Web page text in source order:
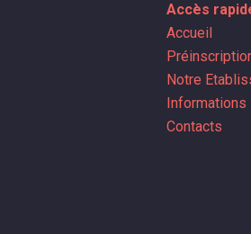
Accès
Accueil
Notre
Contacts